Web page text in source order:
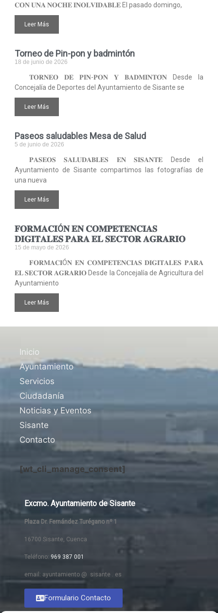
𝐂𝐎𝐍 𝐔𝐍𝐀 𝐍𝐎𝐂𝐇𝐄 𝐈𝐍𝐎𝐋𝐕𝐈𝐃𝐀𝐁𝐋𝐄 El pasado domingo,
Leer Más
Torneo de Pin-pon y badmintón
18 de junio de 2026
𝐓𝐎𝐑𝐍𝐄𝐎 𝐃𝐄 𝐏𝐈𝐍-𝐏𝐎𝐍 𝐘 𝐁𝐀𝐃𝐌𝐈𝐍𝐓𝐎́𝐍 Desde la
Concejalía de Deportes del Ayuntamiento de Sisante se
Leer Más
Paseos saludables Mesa de Salud
5 de junio de 2026
𝐏𝐀𝐒𝐄𝐎𝐒 𝐒𝐀𝐋𝐔𝐃𝐀𝐁𝐋𝐄𝐒 𝐄𝐍 𝐒𝐈𝐒𝐀𝐍𝐓𝐄 Desde el
Ayuntamiento de Sisante compartimos las fotografías de
una nueva
Leer Más
𝐅𝐎𝐑𝐌𝐀𝐂𝐈Ó𝐍 𝐄𝐍 𝐂𝐎𝐌𝐏𝐄𝐓𝐄𝐍𝐂𝐈𝐀𝐒
𝐃𝐈𝐆𝐈𝐓𝐀𝐋𝐄𝐒 𝐏𝐀𝐑𝐀 𝐄𝐋 𝐒𝐄𝐂𝐓𝐎𝐑 𝐀𝐆𝐑𝐀𝐑𝐈𝐎
15 de mayo de 2026
𝐅𝐎𝐑𝐌𝐀𝐂𝐈Ó𝐍 𝐄𝐍 𝐂𝐎𝐌𝐏𝐄𝐓𝐄𝐍𝐂𝐈𝐀𝐒 𝐃𝐈𝐆𝐈𝐓𝐀𝐋𝐄𝐒 𝐏𝐀𝐑𝐀
𝐄𝐋 𝐒𝐄𝐂𝐓𝐎𝐑 𝐀𝐆𝐑𝐀𝐑𝐈𝐎 Desde la Concejalía de Agricultura del
Ayuntamiento
Leer Más
Inicio
Ayuntamiento
Servicios
Ciudadanía
Noticias y Eventos
Sisante
Contacto
[wt_cli_manage_consent]
Excmo. Ayuntamiento de Sisante
Plaza Dr. Fernández Turégano nº 1
16700 Sisante, Cuenca
Teléfono: 969 387 001
email: ayuntamiento @ sisante . es
Formulario Contacto